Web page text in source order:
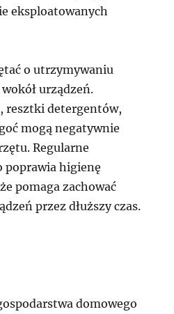
eksploatowanych
o utrzymywaniu
urządzeń.
resztki detergentów,
mogą negatywnie
Regularne
poprawia higienę
pomaga zachować
przez dłuższy czas.
domowego